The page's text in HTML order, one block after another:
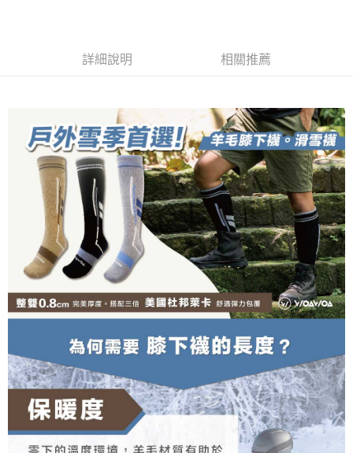
1.分期款項不併入電信帳單，「大哥付你分期」於每月結算日後寄送繳費提
【注意事項】
1.本服務係由「台灣大哥大股份有限公司」（以下簡稱本公司）所提供，讓
用戶於交易時，得透過本服務購買商品或服務，並由商店將買賣／分期付款
買賣價金債權讓與本公司後，依約使用本公司帳單繳交帳款。
2.基於同意付款使用「大哥付你分期」之契約關係目的，商店將以您的個人
資料（包含姓名、電話或地址）提供予台灣大哥大進項蒐集、處理及利用，
由本公司與您本人進行分期帳單所需資料之確認、核對及更正。
3.完整用戶服務條款，請詳閱以下連結：https://oppay.tw/userRule
【「AFTEE先享後付」結帳流程】
２．訂單成立數日內，您將收到繳費通知簡訊。
３．收到繳費通知簡訊後14天內，點擊此簡訊中的連結，可透過四大超商／
ATM／網路銀行／等多元方式進行付款，方視為交易完成。
※ 請注意：結帳手續完成當下不需立刻繳費，但若您需要取消訂單，請聯絡
購買商品的店家。未經商家同意取消之訂單仍視為有效，需透過AFTEE先享
後付繳納相關費用。
※ 交易是否成功請以「AFTEE先享後付 」之結帳頁面顯示為準，若有關於
是否繳費成功／繳費後需取消欲退款等相關疑問，請聯繫「AFTEE先享後付
客戶支援中心」 https://netprotections.freshdesk.com/support/home
【注意事項】
１．透過由恩沛科技股份有限公司提供之「AFTEE先享後付」服務完成之交
易，需依本服務之必要範圍內提供個人資料，並將交易相關給付款項請求債
權轉讓予恩沛科技股份有限公司。
２．關於個人資料處理事宜，請瀏覽以下網址：
https://aftee.tw/terms/#terms3
３．未成年的使用者請事先徵得法定代理人或監護人之同意方可使用
「AFTEE先享後付」，若未經同意申辦者引起之損失，本公司不負相關責
任。
４．使用「AFTEE先享後付」時，將依據個別帳號之用戶狀況，依本公司即
時審查核予不同之上限額度；若仍有額度不足之情形，本公司將視審查結果
請求用戶進行身份認證。
５．嚴禁一人註冊多個帳號或使用他人資訊註冊。若發現惡意使用之情形，
恩沛科技股份有限公司將有權停止該用戶之使用額度並採取法律行動。
每筆NT$100，滿NT$1,000(含以上)免運費
每筆NT$100，滿NT$1,000(含以上)免運費
7-11取貨付款
每筆NT$100，滿NT$1,000(含以上)免運費
付款後7-11取貨
每筆NT$100，滿NT$1,000(含以上)免運費
每筆NT$100，滿NT$1,000(含以上)免運費
順豐 查看運費
詳細說明 相關推薦